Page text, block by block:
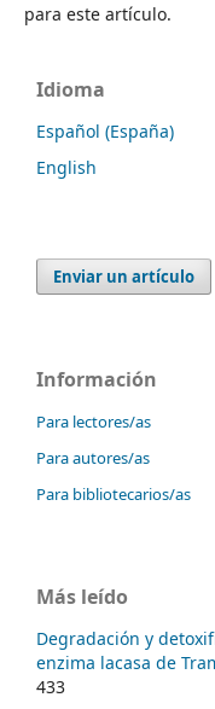
para este artículo.
Idioma
Español (España)
English
Enviar un artículo
Información
Para lectores/as
Para autores/as
Para bibliotecarios/as
Más leído
Degradación y
enzima lacasa de
433